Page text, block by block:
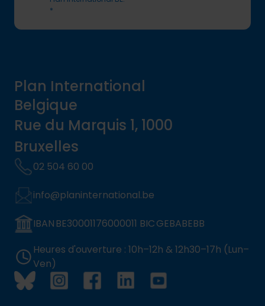
*
Plan International
Belgique
Rue du Marquis 1, 1000
Bruxelles
02 504 60 00
info@planinternational.be
IBAN BE30001176000011 BIC GEBABEBB
Heures d'ouverture : 10h–12h & 12h30–17h (Lun–
Ven)